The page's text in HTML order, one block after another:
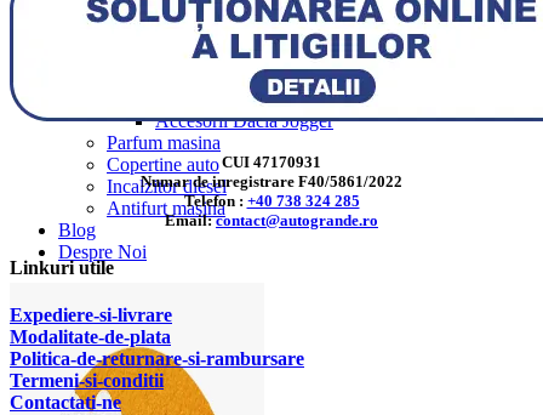
Peste 350 Litri
Peste 450 litri
Accesorii auto masina
Accesorii Dacia Duster 3
Accesorii Duster 2
Accesorii Dacia Jogger
Parfum masina
Copertine auto
Incalzitor diesel
Antifurt masina
Blog
Despre Noi
CUI 47170931
Numar de inregistrare F40/5861/2022
Telefon : +40 738 324 285
Email:contact@autogrande.ro
Linkuri utile
Expediere-si-livrare
Modalitate-de-plata
Politica-de-returnare-si-rambursare
Termeni-si-conditii
Contactati-ne